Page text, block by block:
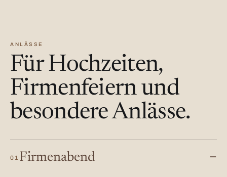
ANLÄSSE
Für Hochzeiten,
Firmenfeiern und
besondere Anlässe.
01 Firmenabend